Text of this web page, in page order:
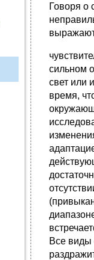
Говоря о
сильном
свет или
время,
Все виды